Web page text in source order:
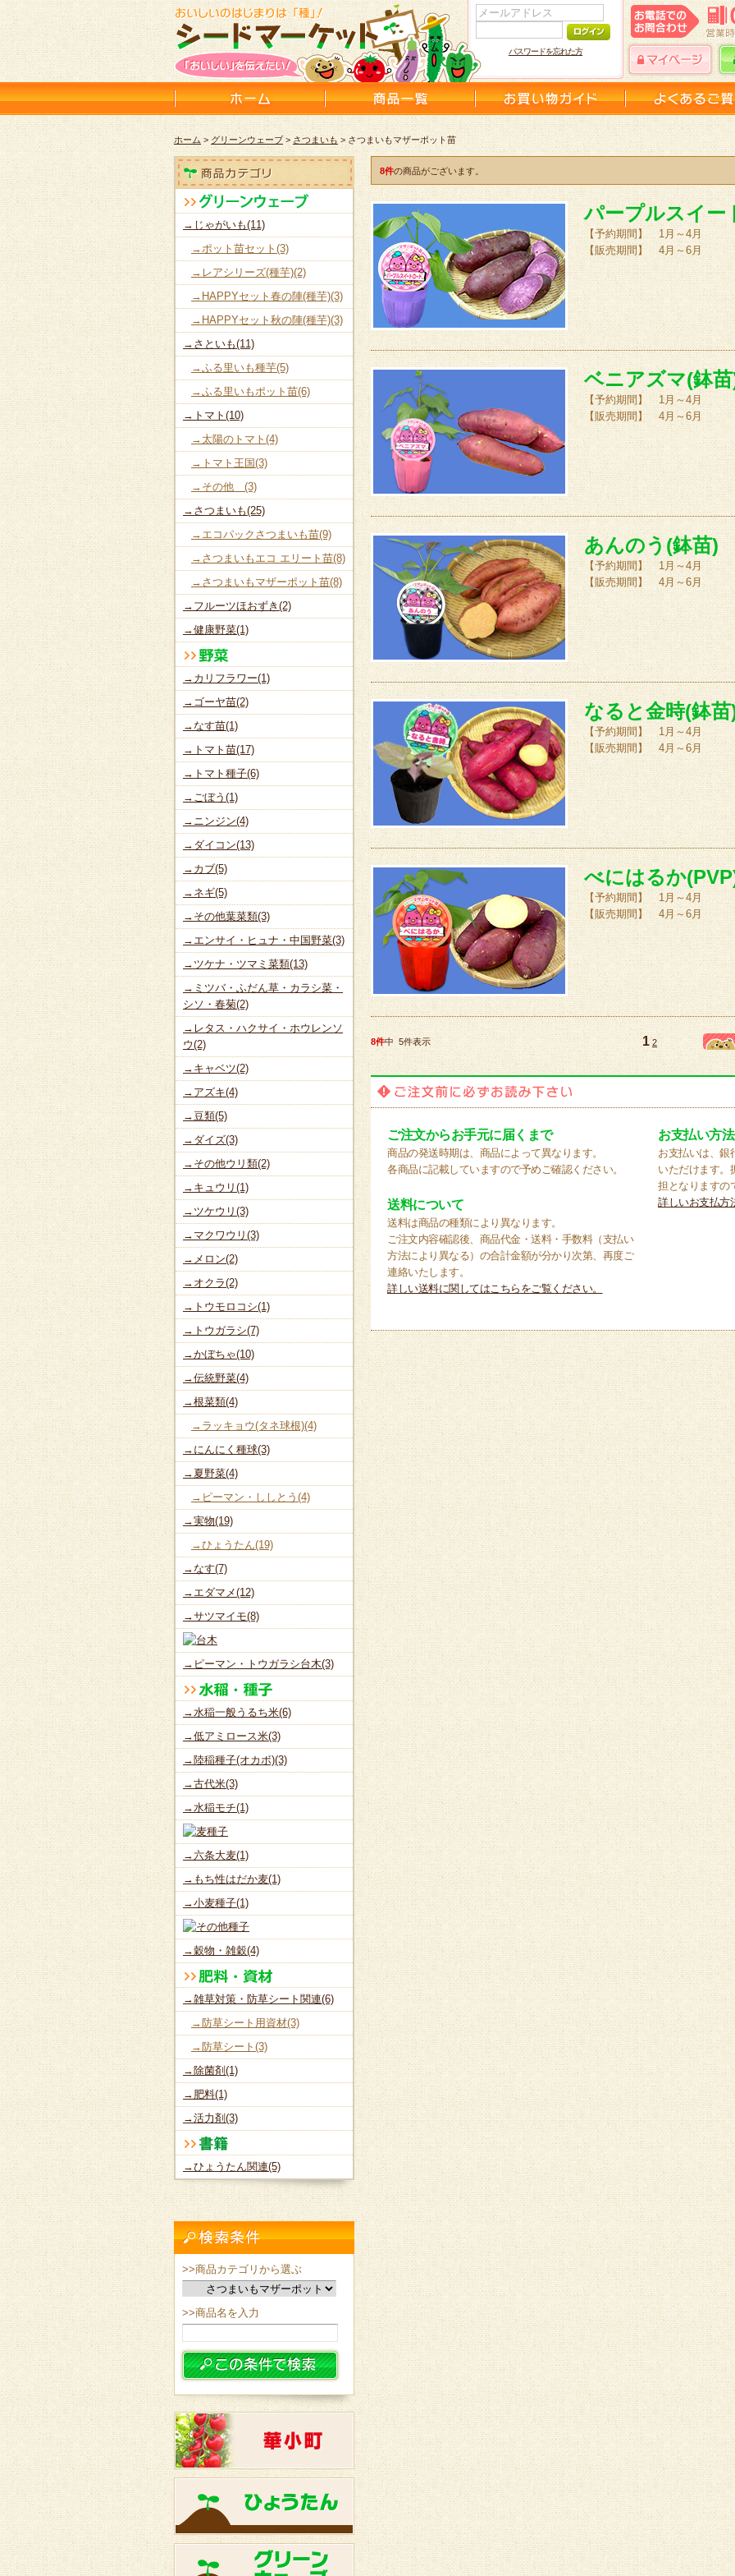
パスワードを忘れた方
ホーム>グリーンウェーブ> さつまいも > さつまいもマザーポット苗
8件の商品がございます。
パープルスイー
【予約期間】 1月～4月
【販売期間】 4月～6月
ベニアズマ(鉢
【予約期間】 1月～4月
【販売期間】 4月～6月
あんのう(鉢苗)
【予約期間】 1月～4月
【販売期間】 4月～6月
なると金時(鉢苗
【予約期間】 1月～4月
【販売期間】 4月～6月
べにはるか
【予約期間】 1月～4月
【販売期間】 4月～6月
8件中 5件表示 1 2
ご注文からお手元に届くまで
商品の発送時期は、商品によって異なります。
各商品に記載していますので予めご確認ください。
送料について
送料は商品の種類により異なります。
ご注文内容確認後、商品代金・送料・手数料（支払い
方法により異なる）の合計金額が分かり次第、再度ご
連絡いたします。
詳しい送料に関してはこちらをご覧ください。
お支払い方
お支払いは、銀
いただけます。
担となりますの
詳しいお支払方
→じゃがいも(11)
→ポット苗セット(3)
→レアシリーズ(種芋)(2)
→HAPPYセット春の陣(種芋)(3)
→HAPPYセット秋の陣(種芋)(3)
→さといも(11)
→ふる里いも種芋(5)
→ふる里いもポット苗(6)
→トマト(10)
→太陽のトマト(4)
→トマト王国(3)
→その他 (3)
→さつまいも(25)
→エコパックさつまいも苗(9)
→さつまいもエコ エリート苗(8)
→さつまいもマザーポット苗(8)
→フルーツほおずき(2)
→健康野菜(1)
→カリフラワー(1)
→ゴーヤ苗(2)
→なす苗(1)
→トマト苗(17)
→トマト種子(6)
→ごぼう(1)
→ニンジン(4)
→ダイコン(13)
→カブ(5)
→ネギ(5)
→その他葉菜類(3)
→エンサイ・ヒュナ・中国野菜(3)
→ツケナ・ツマミ菜類(13)
→ミツバ・ふだん草・カラシ菜・
シソ・春菊(2)
→レタス・ハクサイ・ホウレンソ
ウ(2)
→キャベツ(2)
→アズキ(4)
→豆類(5)
→ダイズ(3)
→その他ウリ類(2)
→キュウリ(1)
→ツケウリ(3)
→マクワウリ(3)
→メロン(2)
→オクラ(2)
→トウモロコシ(1)
→トウガラシ(7)
→かぼちゃ(10)
→伝統野菜(4)
→根菜類(4)
→ラッキョウ(タネ球根)(4)
→にんにく種球(3)
→夏野菜(4)
→ピーマン・ししとう(4)
→実物(19)
→ひょうたん(19)
→なす(7)
→エダマメ(12)
→サツマイモ(8)
→ピーマン・トウガラシ台木(3)
→水稲一般うるち米(6)
→低アミロース米(3)
→陸稲種子(オカボ)(3)
→古代米(3)
→水稲モチ(1)
→六条大麦(1)
→もち性はだか麦(1)
→小麦種子(1)
→穀物・雑穀(4)
→雑草対策・防草シート関連(6)
→防草シート用資材(3)
→防草シート(3)
→除菌剤(1)
→肥料(1)
→活力剤(3)
→ひょうたん関連(5)
>>商品カテゴリから選ぶ
>>商品名を入力